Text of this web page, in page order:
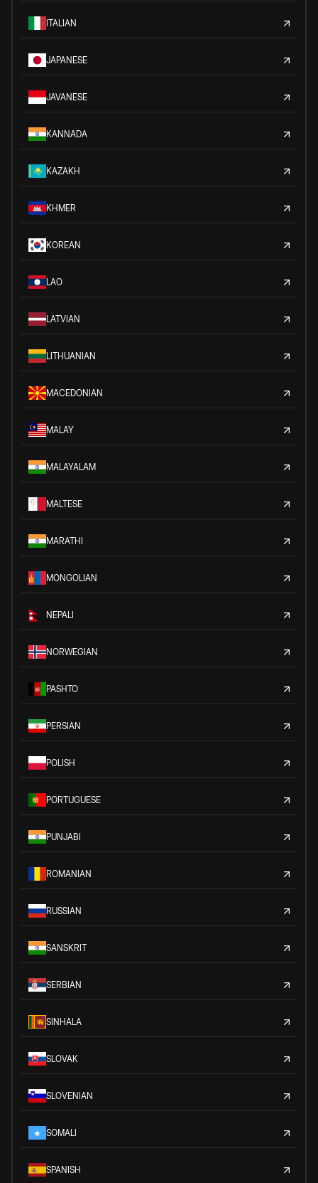
ITALIAN
JAPANESE
JAVANESE
KANNADA
KAZAKH
KHMER
KOREAN
LAO
LATVIAN
LITHUANIAN
MACEDONIAN
MALAY
MALAYALAM
MALTESE
MARATHI
MONGOLIAN
NEPALI
NORWEGIAN
PASHTO
PERSIAN
POLISH
PORTUGUESE
PUNJABI
ROMANIAN
RUSSIAN
SANSKRIT
SERBIAN
SINHALA
SLOVAK
SLOVENIAN
SOMALI
SPANISH